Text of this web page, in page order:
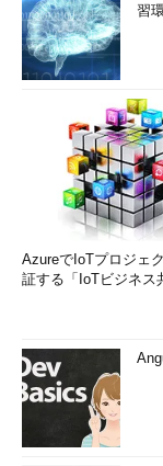
習
AzureでIoTプロジェ
証する「IoTビジネス